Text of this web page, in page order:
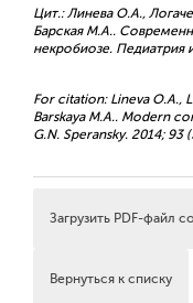
Цит.: Линева О.А.,
Барская М.А..
некробиозе. Педиатрия
For citation: Lineva O.A.,
Barskaya M.A.. Modern
G.N. Speransky. 2014; 93
Загрузить PDF-файл
Вернуться к списку